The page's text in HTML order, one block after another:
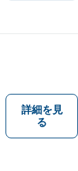
詳細を見
る